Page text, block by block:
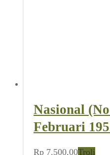
Nasional
Februari
Rp 7.500,00Troli